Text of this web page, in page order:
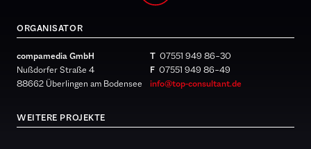
ORGANISATOR
compamedia GmbH
Nußdorfer Straße 4
88662 Überlingen am Bodensee
T 07551 949 86 – 30
F 07551 949 86 – 49
info@top-consultant.de
WEITERE PROJEKTE